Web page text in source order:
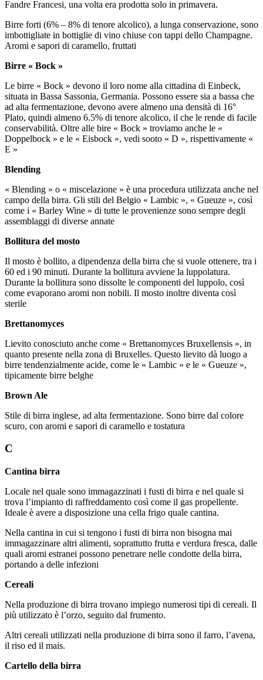
Fandre Francesi, una volta era prodotta solo in primavera.
Birre forti (6% – 8% di tenore alcolico), a lunga conservazione, sono
imbottigliate in bottiglie di vino chiuse con tappi dello Champagne.
Aromi e sapori di caramello, fruttati
Birre « Bock »
Le birre « Bock » devono il loro nome alla cittadina di Einbeck,
situata in Bassa Sassonia, Germania. Possono essere sia a bassa che
ad alta fermentazione, devono avere almeno una densità di 16°
Plato, quindi almeno 6.5% di tenore alcolico, il che le rende di facile
conservabilità. Oltre alle bire « Bock » troviamo anche le «
Doppelbock » e le « Eisbock », vedi sooto « D », rispettivamente «
E »
Blending
« Blending » o « miscelazione » è una procedura utilizzata anche nel
campo della birra. Gli stili del Belgio « Lambic », « Gueuze », così
come i « Barley Wine » di tutte le provenienze sono sempre degli
assemblaggi di diverse annate
Bollitura del mosto
Il mosto è bollito, a dipendenza della birra che si vuole ottenere, tra i
60 ed i 90 minuti. Durante la bollitura avviene la luppolatura.
Durante la bollitura sono dissolte le componenti del luppolo, così
come evaporano aromi non nobili. Il mosto inoltre diventa così
sterile
Brettanomyces
Lievito conosciuto anche come « Brettanomyces Bruxellensis », in
quanto presente nella zona di Bruxelles. Questo lievito dà luogo a
birre tendenzialmente acide, come le « Lambic » e le « Gueuze »,
tipicamente birre belghe
Brown Ale
Stile di birra inglese, ad alta fermentazione. Sono birre dal colore
scuro, con aromi e sapori di caramello e tostatura
C
Cantina birra
Locale nel quale sono immagazzinati i fusti di birra e nel quale si
trova l’impianto di raffreddamento così come il gas propellente.
Ideale è avere a disposizione una cella frigo quale cantina.
Nella cantina in cui si tengono i fusti di birra non bisogna mai
immagazzinare altri alimenti, soprattutto frutta e verdura fresca, dalle
quali aromi estranei possono penetrare nelle condotte della birra,
portando a delle infezioni
Cereali
Nella produzione di birra trovano impiego numerosi tipi di cereali. Il
più utilizzato è l’orzo, seguito dal frumento.
Altri cereali utilizzati nella produzione di birra sono il farro, l’avena,
il riso ed il mais.
Cartello della birra